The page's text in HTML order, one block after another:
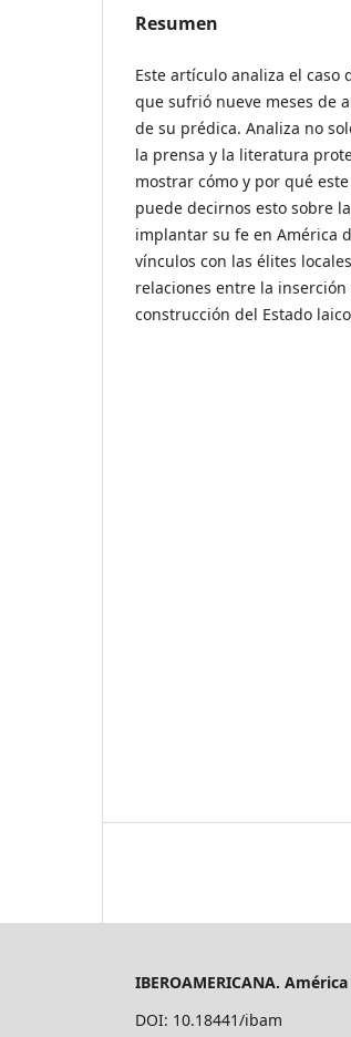
Resumen
Este artículo analiza el caso
que sufrió nueve meses de
de su prédica. Analiza no
la prensa y la literatura
mostrar cómo y por qué
puede decirnos esto sobre
implantar su fe en América
vínculos con las élites
relaciones entre la
construcción del Estado
IBEROAMERICANA.
DOI: 10.18441/ibam